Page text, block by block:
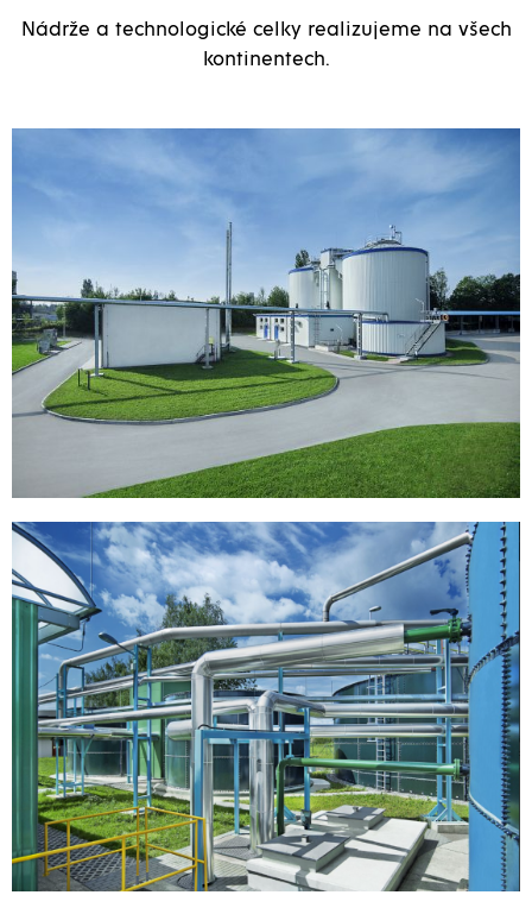
Nádrže a technologické celky realizujeme na všech
kontinentech.